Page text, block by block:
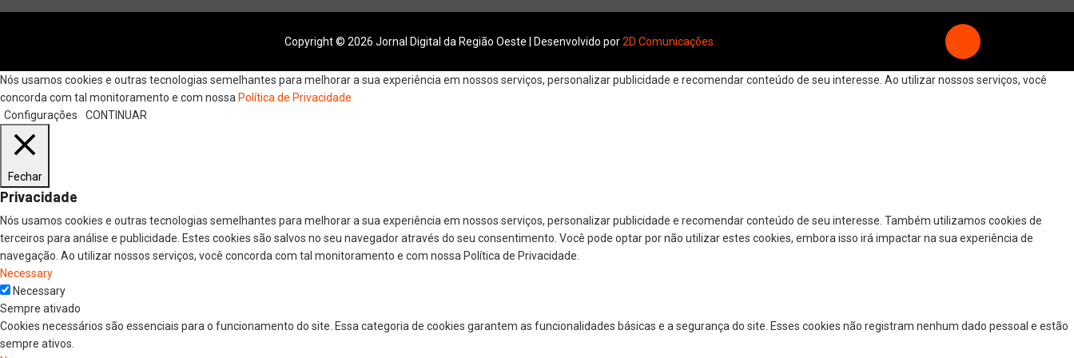
Copyright © 2026 Jornal Digital da Região Oeste | Desenvolvido por2D Comunicações
Nós usamos cookies e outras tecnologias semelhantes para melhorar a sua experiência em nossos serviços, personalizar publicidade e recomendar conteúdo de seu interesse. Ao utilizar nossos serviços, você
concorda com tal monitoramento e com nossa Política de Privacidade
Configurações
CONTINUAR
Fechar
Privacidade
Nós usamos cookies e outras tecnologias semelhantes para melhorar a sua experiência em nossos serviços, personalizar publicidade e recomendar conteúdo de seu interesse. Também utilizamos cookies de
terceiros para análise e publicidade. Estes cookies são salvos no seu navegador através do seu consentimento. Você pode optar por não utilizar estes cookies, embora isso irá impactar na sua experiência de
navegação. Ao utilizar nossos serviços, você concorda com tal monitoramento e com nossa Política de Privacidade.
Necessary
Necessary
Sempre ativado
Cookies necessários são essenciais para o funcionamento do site. Essa categoria de cookies garantem as funcionalidades básicas e a segurança do site. Esses cookies não registram nenhum dado pessoal e estão
sempre ativos.